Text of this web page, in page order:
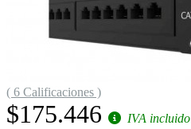
( 6 Calificaciones )
$175.446 IVA incluido